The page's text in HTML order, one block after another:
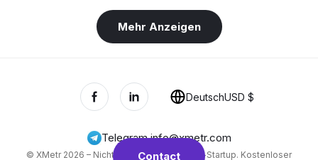
Mehr Anzeigen
Contact
Telegram,info@xmetr.com
© XMetr 2026 – Nicht-kommerzielles Beta-Startup. Kostenloser
DeutschUSD $